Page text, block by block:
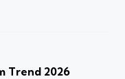
Trend 2026